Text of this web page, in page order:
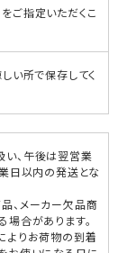
ご指定いただくこ
い所で保存してく
、午後は翌営業
日以内の発送とな
、メーカー欠品商
場合があります。
よりお荷物の到着